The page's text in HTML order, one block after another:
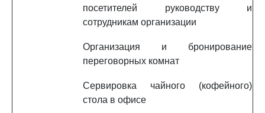
посетителей руководству и
сотрудникам организации
Организация и бронирование
переговорных комнат
Сервировка чайного (кофейного)
стола в офисе